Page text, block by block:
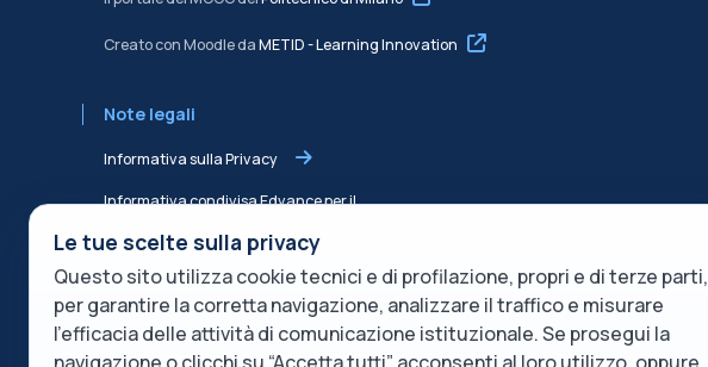
Creato con Moodle daMETID - Learning Innovation
Note legali
Informativa sulla Privacy
Informativa condivisa Edvance per il
Termini di servizio
Le tue scelte sulla privacy
Questo sito utilizza cookie tecnici e di profilazione, propri e di terze parti,
per garantire la corretta navigazione, analizzare il traffico e misurare
l’efficacia delle attività di comunicazione istituzionale. Se prosegui la